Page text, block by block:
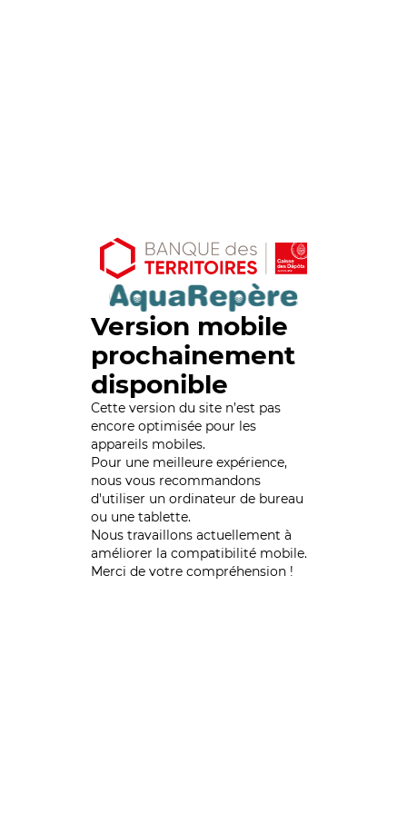
Version mobile
prochainement
disponible
Cette version du site n’est pas
encore optimisée pour les
appareils mobiles.
Pour une meilleure expérience,
nous vous recommandons
d'utiliser un ordinateur de bureau
ou une tablette.
Nous travaillons actuellement à
améliorer la compatibilité mobile.
Merci de votre compréhension !